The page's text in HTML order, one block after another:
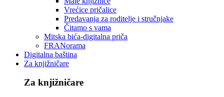
Vrećice pričalice
Predavanja za roditelje i stručnjake
Čitamo s vama
Mitska bića-digitalna priča
FRANorama
Digitalna baština
Za knjižničare
Za knjižničare